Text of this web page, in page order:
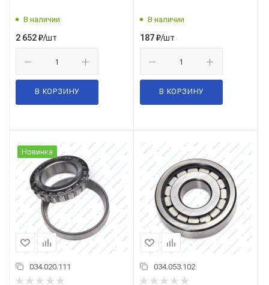
В наличии
2 652₽/шт
В КОРЗИНУ
В наличии
187₽/шт
В КОРЗИНУ
Новинка
034.020.111 034.053.102